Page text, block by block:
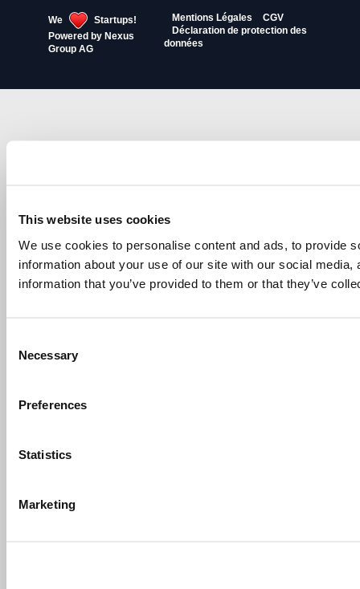
This website uses cookies
We use cookies to personalise content and ads, to provide
information about your use of our site with our social
information that you’ve provided to them or that they’ve
Selection
Necessary
Preferences
Statistics
Marketing
We
Startups!
Powered by Nexus
Group AG
Mentions Légales
CGV
Déclaration de protection des
données